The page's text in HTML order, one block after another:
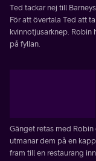
Ted tackar nej till
För att övertala Ted att
kvinnotjusarknep. Robin
på fyllan.
Gänget retas med
utmanar dem på en
fram till en restaurang